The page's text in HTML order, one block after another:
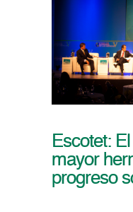
Escotet:
mayor
progreso